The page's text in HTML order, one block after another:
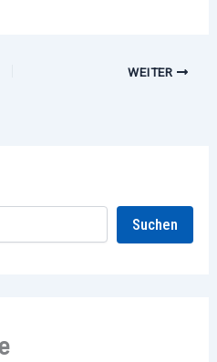
WEITER
Suchen